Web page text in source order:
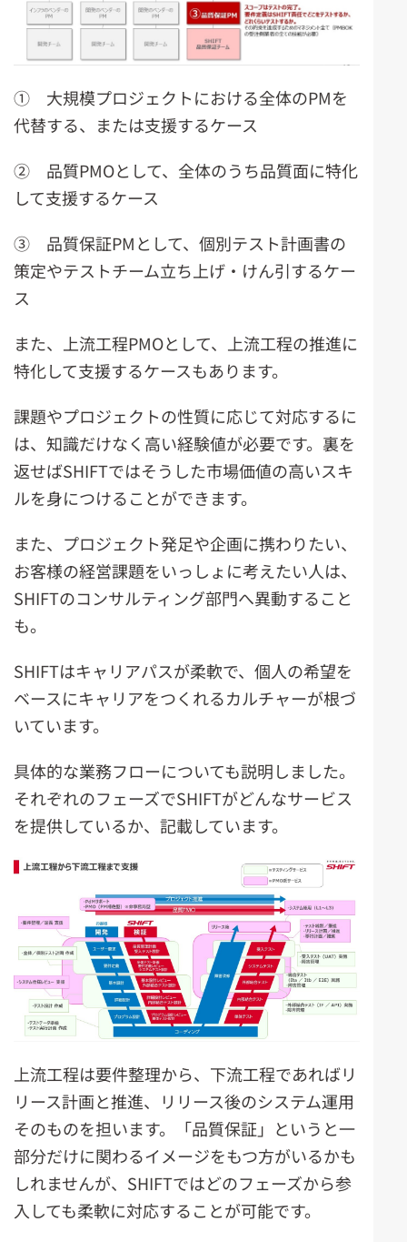
① 大規模プロジェクトにおける全体のPMを
代替する、または支援するケース
② 品質PMOとして、全体のうち品質面に特化
して支援するケース
③ 品質保証PMとして、個別テスト計画書の
策定やテストチーム立ち上げ・けん引するケー
ス
また、上流工程PMOとして、上流工程の推進に
特化して支援するケースもあります。
課題やプロジェクトの性質に応じて対応するに
は、知識だけなく高い経験値が必要です。裏を
返せばSHIFTではそうした市場価値の高いスキ
ルを身につけることができます。
また、プロジェクト発足や企画に携わりたい、
お客様の経営課題をいっしょに考えたい人は、
SHIFTのコンサルティング部門へ異動すること
も。
SHIFTはキャリアパスが柔軟で、個人の希望を
ベースにキャリアをつくれるカルチャーが根づ
いています。
具体的な業務フローについても説明しました。
それぞれのフェーズでSHIFTがどんなサービス
を提供しているか、記載しています。
上流工程は要件整理から、下流工程であればリ
リース計画と推進、リリース後のシステム運用
そのものを担います。「品質保証」というと一
部分だけに関わるイメージをもつ方がいるかも
しれませんが、SHIFTではどのフェーズから参
入しても柔軟に対応することが可能です。